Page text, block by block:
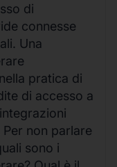
di
connesse
Una
pratica di
di accesso a
non parlare
sono i